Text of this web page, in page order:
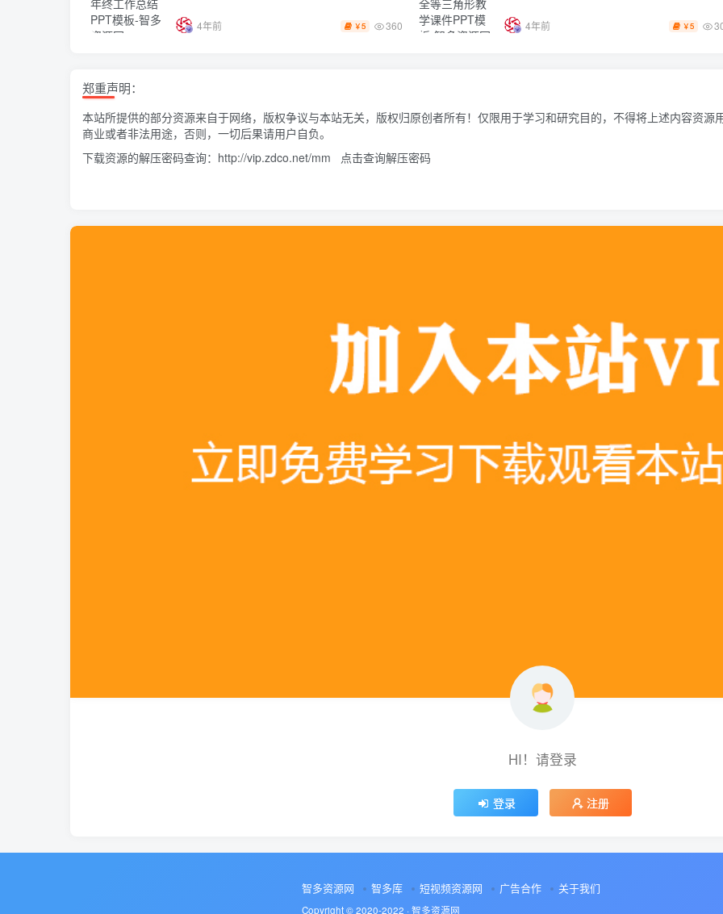
4年前 ￥5 360 4年前 ￥5
郑重声明：
本站所提供的部分资源来自于网络，版权争议与本站无关，版权归原创者所有！仅限用于学习和研究目的，不得将上述内容资源
商业或者非法用途，否则，一切后果请用户自负。
下载资源的解压密码查询： http://vip.zdco.net/mm 点击查询解压密码
HI！请登录
登录 注册
智多资源网 智多库 短视频资源网 广告合作 关于我们
Copyright © 2020-2022 · 智多资源网